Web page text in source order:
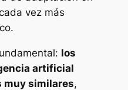
vez más
los
artificial
muy similares,